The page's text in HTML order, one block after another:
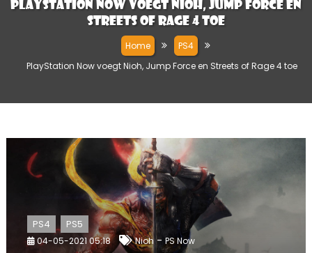
PlayStation Now voegt Nioh, Jump Force en
Streets of Rage 4 toe
Home
PS4
PlayStation Now voegt Nioh, Jump Force en Streets of Rage 4 toe
PS4 PS5
04-05-2021 05:18 Nioh- PS Now